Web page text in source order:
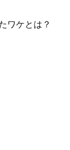
ワケとは？